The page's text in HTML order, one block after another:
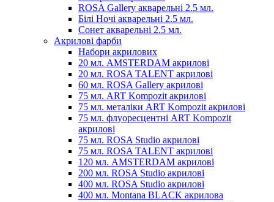
ROSA Gallery акварельні 2.5 мл.
Білі Ночі акварельні 2.5 мл.
Сонет акварельні 2.5 мл.
Акрилові фарби
Набори акрилових
20 мл. AMSTERDAM акрилові
20 мл. ROSA TALENT акрилові
60 мл. ROSA Gallery акрилові
75 мл. ART Kompozit акрилові
75 мл. металіки ART Kompozit акрилові
75 мл. флуоресцентні ART Kompozit
акрилові
75 мл. ROSA Studio акрилові
75 мл. ROSA TALENT акрилові
120 мл. AMSTERDAM акрилові
200 мл. ROSA Studio акрилові
400 мл. ROSA Studio акрилові
400 мл. Montana BLACK акрилова